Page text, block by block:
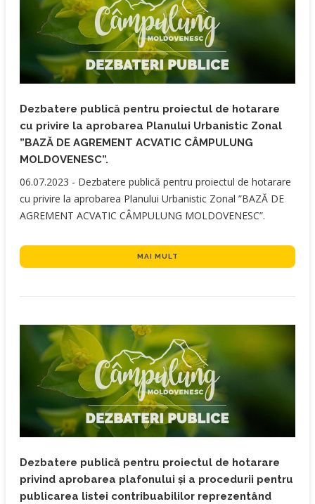
Dezbatere publică pentru proiectul de hotarare
cu privire la aprobarea Planului Urbanistic Zonal
”BAZĂ DE AGREMENT ACVATIC CÂMPULUNG
MOLDOVENESC”.
​06.07.2023 - Dezbatere publică pentru proiectul de hotarare
cu privire la aprobarea Planului Urbanistic Zonal ”BAZĂ DE
AGREMENT ACVATIC CÂMPULUNG MOLDOVENESC”.
MAI MULT
Dezbatere publică pentru proiectul de hotarare
privind aprobarea plafonului și a procedurii pentru
publicarea listei contribuabililor reprezentând